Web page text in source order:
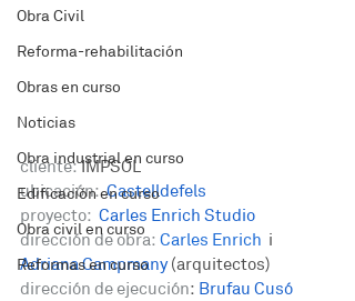
Obra Civil
Reforma-rehabilitación
Obras en curso
Noticias
Obra industrial en curso
Edificación en curso
Obra civil en curso
Reformas en curso
cliente: IMPSOL
ubicación: Castelldefels
proyecto: Carles Enrich Studio
dirección de obra: Carles Enrich
  i
Adriana Campmany (arquitectos)
dirección de ejecución: Brufau Cusó